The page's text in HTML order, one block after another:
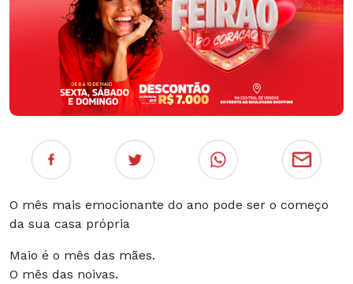
O mês mais emocionante do ano pode ser o começo
da sua casa própria
Maio é o mês das mães.
O mês das noivas.